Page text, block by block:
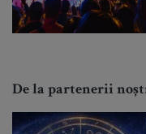
De la partenerii